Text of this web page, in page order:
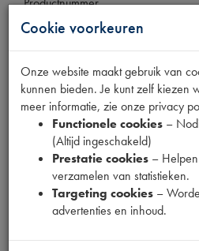
1916031
Prijs
€1,33 ( €1,10excl. btw
Bestel
Specificaties Omschrijving
Cookie voorkeuren
Onze website maakt gebruik van
kunnen bieden. Je kunt zelf kiezen
meer informatie, zie onze privacy
Functionele cookies –
(Altijd ingeschakeld)
Prestatie cookies –
verzamelen van statistieken.
Targeting cookies –
advertenties en inhoud.